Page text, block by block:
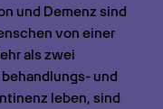
und Demenz sind
von einer
als zwei
und
leben, sind